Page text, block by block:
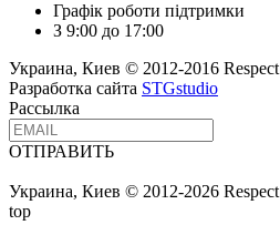
Графік роботи підтримки
З 9:00 до 17:00
Украина, Киев © 2012-2016 Respect
Разработка сайта STGstudio
Рассылка
ОТПРАВИТЬ
Украина, Киев © 2012-2026 Respect
top